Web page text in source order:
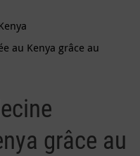
au Kenya grâce au
grâce au